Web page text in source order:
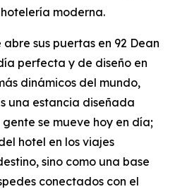
moderna.
sus puertas en 92 Dean
perfecta y de diseño en
dinámicos del mundo,
una estancia diseñada
se mueve hoy en día;
hotel en los viajes
sino como una base
conectados con el